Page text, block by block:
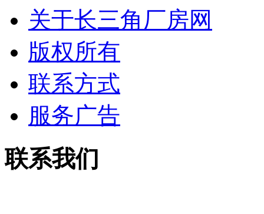
关于长三角厂房网
版权所有
联系方式
服务广告
联系我们